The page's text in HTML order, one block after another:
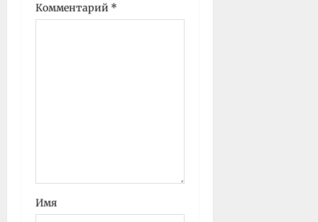
Комментарий *
Имя